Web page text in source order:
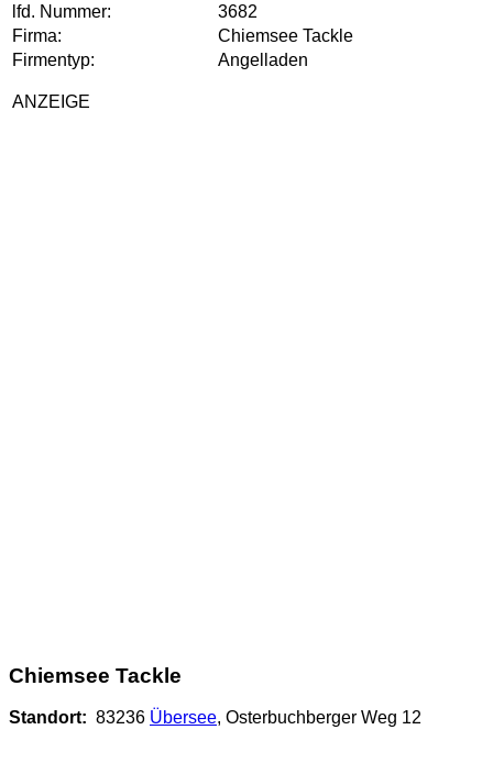
lfd. Nummer:
3682
Firma:
Chiemsee Tackle
Firmentyp:
Angelladen
ANZEIGE
Chiemsee Tackle
Standort: 83236 Übersee, Osterbuchberger Weg 12